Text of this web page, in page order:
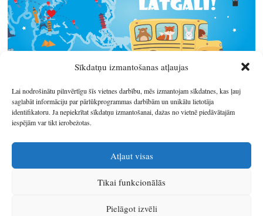
Sīkdatņu izmantošanas atļaujas
Lai nodrošinātu pilnvērtīgu šīs vietnes darbību, mēs izmantojam sīkdatnes, kas ļauj
saglabāt informāciju par pārlūkprogrammas darbībām un unikālu lietotāja
identifikatoru. Ja nepiekrītat sīkdatņu izmantošanai, dažas no vietnē piedāvātajām
iespējām var tikt ierobežotas.
Atļaut visas
Tikai funkcionālās
Pielāgot izvēli
IzstrādātājsSIA Info